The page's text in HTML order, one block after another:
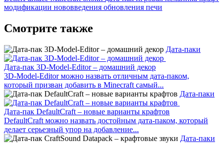
модификации нововведения обновления печи
Смотрите также
Дата-паки
Дата-пак 3D-Model-Editor – домашний декор
3D-Model-Editor можно назвать отличным дата-паком,
который призван добавить в Minecraft самый...
Дата-паки
Дата-пак DefaultCraft – новые варианты крафтов
DefaultCraft можно назвать достойным дата-паком, который
делает серьезный упор на добавление...
Дата-паки